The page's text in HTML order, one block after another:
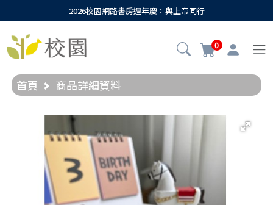
2026校園網路書房週年慶：與上帝同行
0
首頁 商品詳細資料